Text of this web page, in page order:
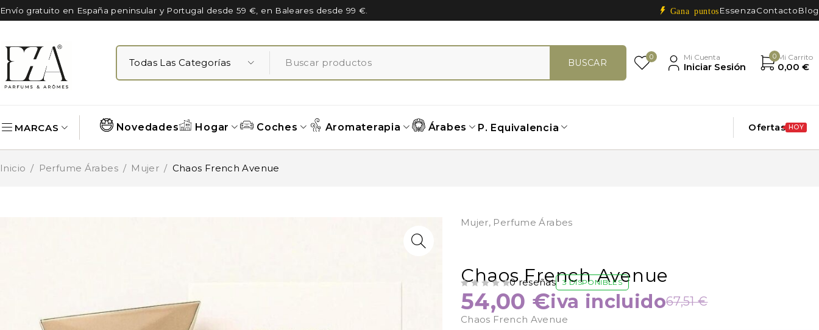
Envío gratuito en España peninsular y Portugal desde 59 €, en Baleares desde 99 €. Gana puntos EssenzaContactoBlog
0 Mi Cuenta
Iniciar Sesión
0 Mi Carrito
0,00 €
MARCAS Novedades Hogar Coches Aromaterapia Árabes P. Equivalencia Ofertas HOY
Inicio / Perfume Árabes / Mujer / Chaos French Avenue
Mujer, Perfume Árabes
Chaos French Avenue
0 reseñas 3 DISPONIBLES
67,51€
54,00 €iva incluido
Chaos French Avenue